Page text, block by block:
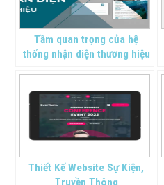
Tầm quan trọng của hệ
thống nhận diện thương hiệu
Thiết Kế Website Sự Kiện,
Truyền Thông